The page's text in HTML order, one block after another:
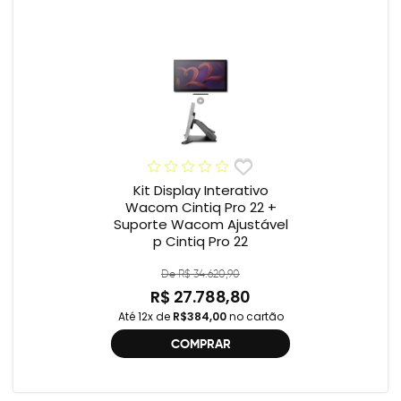
Kit Display Interativo
Wacom Cintiq Pro 22 +
Suporte Wacom Ajustável
p Cintiq Pro 22
De R$ 34.620,90
R$ 27.788,80
Até 12x de R$384,00no cartão
COMPRAR